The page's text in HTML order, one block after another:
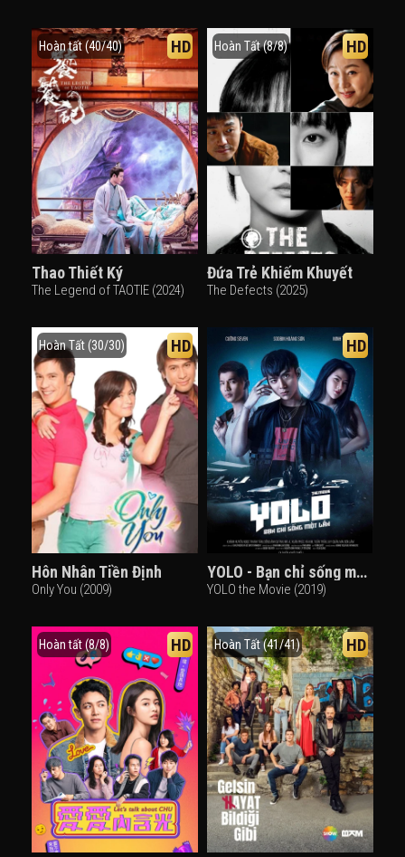
Hoàn tất (40/40) HD
Thao Thiết Ký
The Legend of TAOTIE (2024)
Hoàn Tất (8/8) HD
Đứa Trẻ Khiếm Khuyết
The Defects (2025)
Hoàn Tất (30/30) HD
Hôn Nhân Tiền Định
Only You (2009)
HD
YOLO - Bạn chỉ sống một lần
YOLO the Movie (2019)
Hoàn tất (8/8) HD Hoàn Tất (41/41) HD